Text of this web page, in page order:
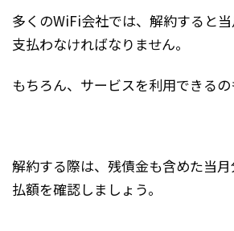
多くのWiFi会社では、解約すると
支払わなければなりません。
もちろん、サービスを利用できるの
解約する際は、残債金も含めた当
払額を確認しましょう。